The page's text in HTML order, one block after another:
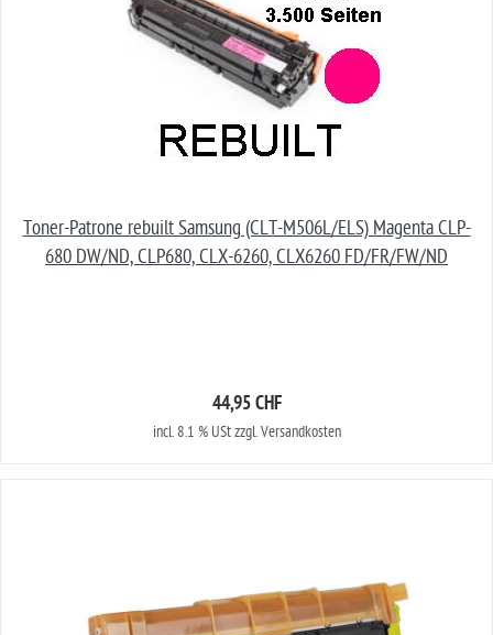
Toner-Patrone rebuilt Samsung (CLT-M506L/ELS) Magenta CLP-
680 DW/ND, CLP680, CLX-6260, CLX6260 FD/FR/FW/ND
44,95 CHF
incl. 8.1 % USt zzgl. Versandkosten